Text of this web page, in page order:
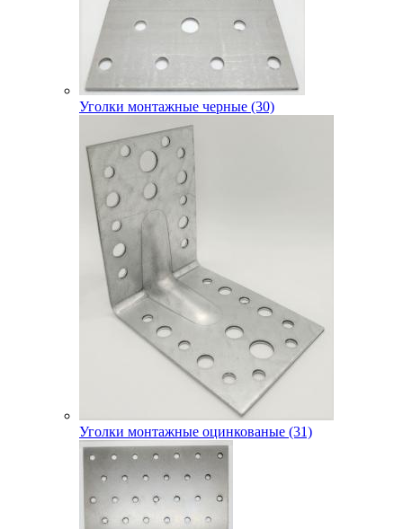
Уголки монтажные черные (30)
Уголки монтажные оцинкованые (31)